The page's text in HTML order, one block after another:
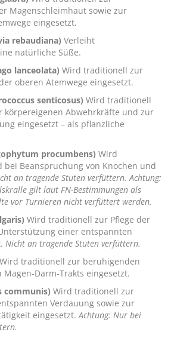
Magenschleimhaut sowie zur
eingesetzt.
rebaudiana) Verleiht
natürliche Süße.
lanceolata) Wird traditionell zur
oberen Atemwege eingesetzt.
senticosus) Wird traditionell
körpereigenen Abwehrkräfte und zur
eingesetzt – als pflanzliche
procumbens) Wird
Beanspruchung von Knochen und
an tragende Stuten verfüttern. Achtung:
gilt laut FN-Bestimmungen als
vor Turnieren nicht verfüttert werden.
Wird traditionell zur Pflege der
einer entspannten
Nicht an tragende Stuten verfüttern.
Wird traditionell zur beruhigenden
Magen-Darm-Trakts eingesetzt.
communis) Wird traditionell zur
Verdauung sowie zur
eingesetzt.Achtung: Nur bei